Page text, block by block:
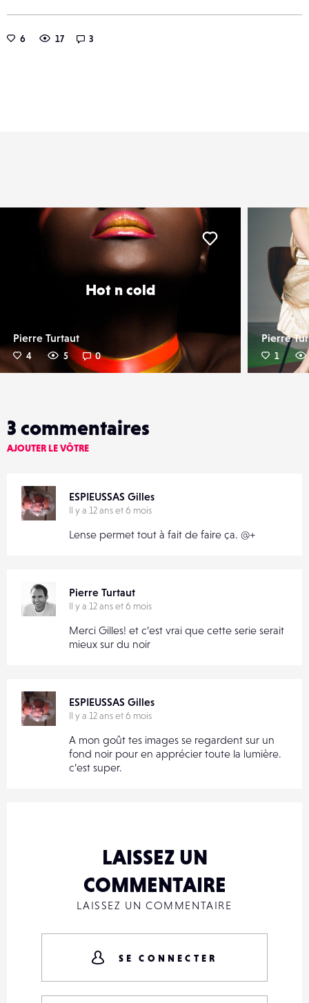
6 17 3
Hot n cold
Pierre Turtaut
4 5 0
Pierre
1
3 commentaires
AJOUTER LE VÔTRE
ESPIEUSSAS Gilles
Il y a 12 ans et 6 mois
Lense permet tout à fait de faire ça. @+
Pierre Turtaut
Il y a 12 ans et 6 mois
Merci Gilles! et c’est vrai que cette serie serait
mieux sur du noir
ESPIEUSSAS Gilles
Il y a 12 ans et 6 mois
A mon goût tes images se regardent sur un
fond noir pour en apprécier toute la lumière.
c’est super.
LAISSEZ UN
COMMENTAIRE
LAISSEZ UN COMMENTAIRE
SE CONNECTER